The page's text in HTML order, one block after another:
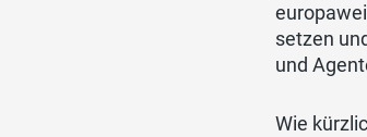
setzen
und
Wie